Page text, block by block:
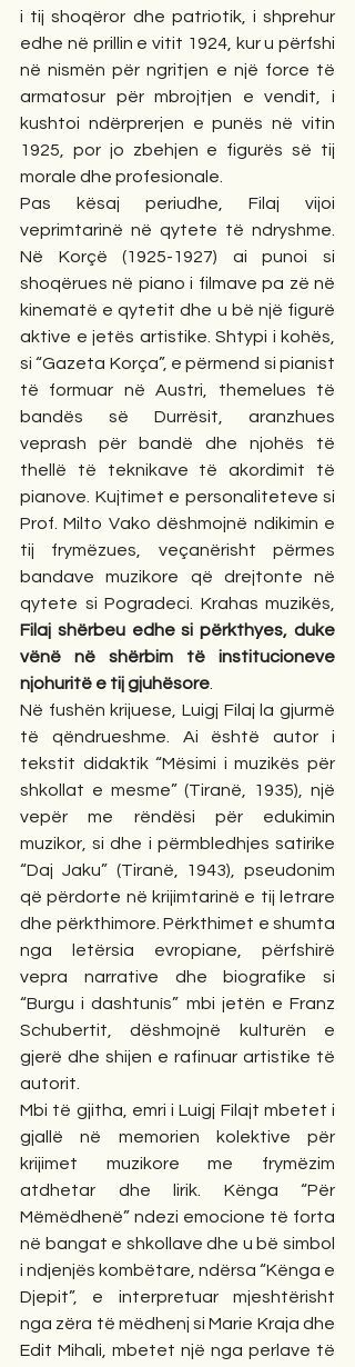
i tij shoqëror dhe patriotik, i shprehur
edhe në prillin e vitit 1924, kur u përfshi
në nismën për ngritjen e një force të
armatosur për mbrojtjen e vendit, i
kushtoi ndërprerjen e punës në vitin
1925, por jo zbehjen e figurës së tij
morale dhe profesionale.
Pas kësaj periudhe, Filaj vijoi
veprimtarinë në qytete të ndryshme.
Në Korçë (1925-1927) ai punoi si
shoqërues në piano i filmave pa zë në
kinematë e qytetit dhe u bë një figurë
aktive e jetës artistike. Shtypi i kohës,
si “Gazeta Korça”, e përmend si pianist
të formuar në Austri, themelues të
bandës së Durrësit, aranzhues
veprash për bandë dhe njohës të
thellë të teknikave të akordimit të
pianove. Kujtimet e personaliteteve si
Prof. Milto Vako dëshmojnë ndikimin e
tij frymëzues, veçanërisht përmes
bandave muzikore që drejtonte në
Filaj shërbeu edhe si përkthyes, duke
vënë në shërbim të institucioneve
njohuritë e tij gjuhësore
Në fushën krijuese, Luigj Filaj la gjurmë
të qëndrueshme. Ai është autor i
tekstit didaktik “Mësimi i muzikës për
shkollat e mesme” (Tiranë, 1935), një
vepër me rëndësi për edukimin
muzikor, si dhe i përmbledhjes satirike
“Daj Jaku” (Tiranë, 1943), pseudonim
që përdorte në krijimtarinë e tij letrare
dhe përkthimore. Përkthimet e shumta
nga letërsia evropiane, përfshirë
vepra narrative dhe biografike si
“Burgu i dashtunís” mbi jetën e Franz
Schubertit, dëshmojnë kulturën e
gjerë dhe shijen e rafinuar artistike të
autorit.
Mbi të gjitha, emri i Luigj Filajt mbetet i
gjallë në memorien kolektive për
krijimet muzikore me frymëzim
atdhetar dhe lirik. Kënga “Për
Mëmëdhenë” ndezi emocione të forta
në bangat e shkollave dhe u bë simbol
i ndjenjës kombëtare, ndërsa “Kënga e
Djepit”, e interpretuar mjeshtërisht
nga zëra të mëdhenj si Marie Kraja dhe
Edit Mihali, mbetet një nga perlave të